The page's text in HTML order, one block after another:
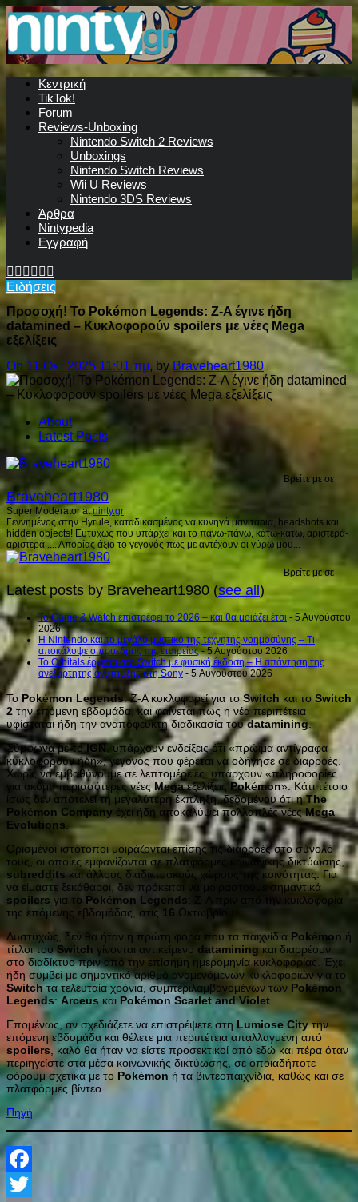
Κεντρική
TikTok!
Forum
Reviews-Unboxing
Nintendo Switch 2 Reviews
Unboxings
Nintendo Switch Reviews
Wii U Reviews
Nintendo 3DS Reviews
Άρθρα
Nintypedia
Εγγραφή
Ειδήσεις
Προσοχή! Το Pokémon Legends: Z-A έγινε ήδη
datamined – Κυκλοφορούν spoilers με νέες Mega
εξελίξεις
On 11 Οκτ 2025 11:01 πμ, by Braveheart1980
About
Latest Posts
Βρείτε με σε
Braveheart1980
Super Moderatoratninty.gr
Γεννημένος στην Hyrule, καταδικασμένος να κυνηγά μανιτάρια, headshots και
hidden objects! Ευτυχώς που υπάρχει και το πάνω-πάνω, κάτω-κάτω, αριστερά-
αριστερά .... Απορίας άξιο το γεγονός πως με αντέχουν οι γύρω μου...
Βρείτε με σε
Latest posts by Braveheart1980 (see all)
Το Game & Watch επιστρέφει το 2026 – και θα μοιάζει έτσι - 5 Αυγούστου
2026
Η Nintendo και το μεγάλο μυστικό της τεχνητής νοημοσύνης – Τι
αποκάλυψε ο πρόεδρος της εταιρείας- 5 Αυγούστου 2026
Το Orbitals έρχεται στο Switch με φυσική έκδοση – Η απάντηση της
ανεξάρτητης ανάπτυξης στη Sony - 5 Αυγούστου 2026
ΤοPokémon Legends: Z-A κυκλοφορεί για τοSwitchκαι το Switch
2 την επόμενη εβδομάδα, και φαίνεται πως η νέα περιπέτεια
υφίσταται ήδη την αναπόφευκτη διαδικασία τουdatamining.
Σύμφωνα με τοIGN, υπάρχουν ενδείξεις ότι «πρώιμα αντίγραφα
κυκλοφορούν ήδη», γεγονός που φέρεται να οδήγησε σε διαρροές.
Χωρίς να εμβαθύνουμε σε λεπτομέρειες, υπάρχουν «πληροφορίες
για ακόμη περισσότερες νέεςMegaεξελίξειςPokémon». Κάτι τέτοιο
ίσως δεν αποτελεί τη μεγαλύτερη έκπληξη, δεδομένου ότι ηThe
Pokémon Company έχει ήδη αποκαλύψει πολλαπλές νέεςMega
Evolutions
Ορισμένοι ιστότοποι μοιράζονται επίσης τις διαρροές στο σύνολό
τους, οι οποίες εμφανίζονται σε πλατφόρμες κοινωνικής δικτύωσης,
subreddits και άλλους διαδικτυακούς χώρους της κοινότητας. Για
να είμαστε ξεκάθαροι, δεν πρόκειται να μοιραστούμε σημαντικά
spoilers για το Pokémon Legends : Z-A πριν από την κυκλοφορία
της επόμενης εβδομάδας, στις 16 Οκτωβρίου.
Δυστυχώς, δεν θα ήταν η πρώτη φορά που τα παιχνίδια Pokémon ή
τίτλοι τουSwitch γίνονται αντικείμενο dataminingκαι διαρρέουν
στο διαδίκτυο πριν από την επίσημη ημερομηνία κυκλοφορίας. Έχει
ήδη συμβεί με σημαντικό αριθμό αναμενόμενων κυκλοφοριών για το
Switchτα τελευταία χρόνια, συμπεριλαμβανομένων των Pokémon
Legends: Arceus και Pokémon Scarlet and Violet
Επομένως, αν σχεδιάζετε να επιστρέψετε στη Lumiose Cityτην
επόμενη εβδομάδα και θέλετε μια περιπέτεια απαλλαγμένη από
spoilers , καλό θα ήταν να είστε προσεκτικοί από εδώ και πέρα όταν
περιηγείστε στα μέσα κοινωνικής δικτύωσης, σε οποιαδήποτε
φόρουμ σχετικά με το Pokémon ή τα βιντεοπαιχνίδια, καθώς και σε
πλατφόρμες βίντεο.
Πηγή
Facebook